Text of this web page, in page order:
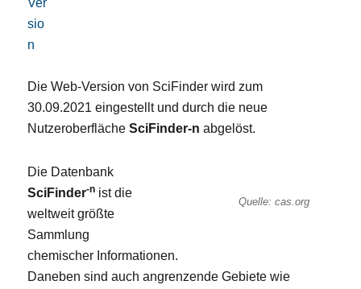
Die Web-Version von SciFinder wird zum
30.09.2021 eingestellt und durch die neue
NutzeroberflächeSciFinder-n abgelöst.
Quelle: cas.org
Die Datenbank
SciFinder-n ist die
weltweit größte
Sammlung
chemischer Informationen.
Daneben sind auch angrenzende Gebiete wie